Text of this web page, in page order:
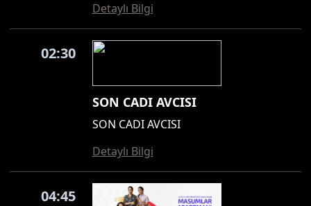
Detaylı Bilgi
02:30
SON CADI AVCISI
SON CADI AVCISI
Detaylı Bilgi
04:45